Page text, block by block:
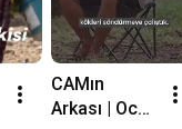
CAMın
Arkası | Ocak